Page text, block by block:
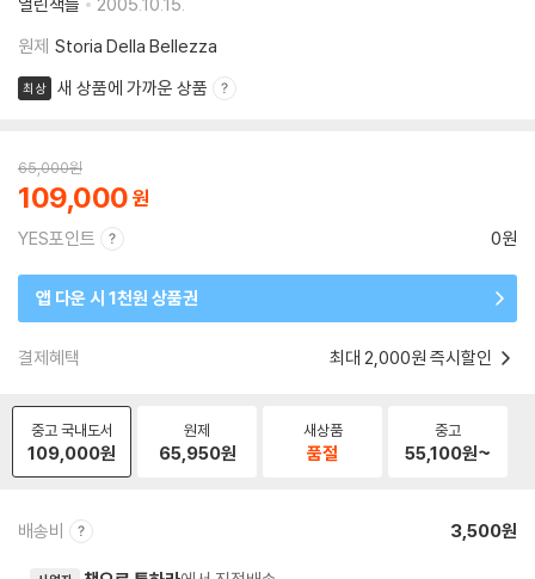
원제 Storia Della Bellezza
최상 새 상품에 가까운 상품
65,000원
109,000
YES포인트 0원
앱 다운 시 1천원 상품권
결제혜택 최대 2,000원 즉시할인
중고 국내도서
109,000원
원제
65,950원
새상품
품절
중고
55,100원~
배송비 3,500원